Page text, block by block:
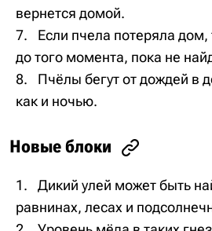
вернется домой.
Если пчела потеряла дом,
до того момента, пока не
Пчёлы бегут от дождей в
как и ночью.
Новые блоки
Дикий улей может быть
равнинах, лесах и